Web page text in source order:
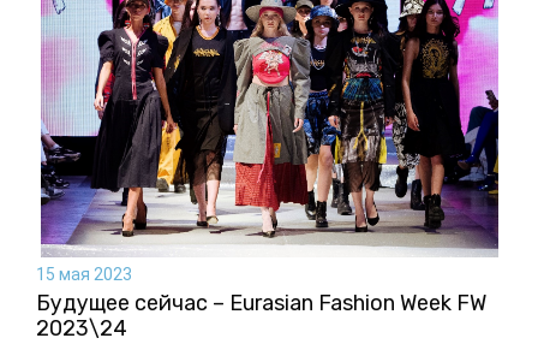
15 мая 2023
Будущее сейчас – Eurasian Fashion Week FW
2023\24